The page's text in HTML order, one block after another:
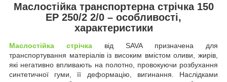
Маслостійка транспортерна стрічка 150
EP 250/2 2/0 – особливості,
характеристики
Маслостійка стрічка від SAVA призначена для
транспортування матеріалів із високим вмістом оливи, жирів,
які негативно впливають на полотно, провокуючи розбухання
синтетичної гуми, її деформацію, вигинання. Наслідками